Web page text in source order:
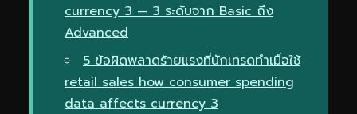
currency 3 — 3 ระดับจาก Basic ถึง
Advanced
5 ข้อผิดพลาดร้ายแรงที่นักเทรดทำเมื่อใช้
retail sales how consumer spending
data affects currency 3